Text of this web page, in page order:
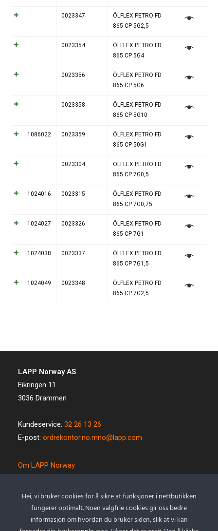
0023347
ÖLFLEX PETRO FD
865 CP 5G2,5
0023354
ÖLFLEX PETRO FD
865 CP 5G4
0023356
ÖLFLEX PETRO FD
865 CP 5G6
0023358
ÖLFLEX PETRO FD
865 CP 5G10
1086022 0023359
ÖLFLEX PETRO FD
865 CP 50G1
0023304
ÖLFLEX PETRO FD
865 CP 7G0,5
1024016 0023315
ÖLFLEX PETRO FD
865 CP 7G0,75
1024027 0023326
ÖLFLEX PETRO FD
865 CP 7G1
1024038 0023337
ÖLFLEX PETRO FD
865 CP 7G1,5
1024049 0023348
ÖLFLEX PETRO FD
865 CP 7G2,5
LAPP Norway AS
Eikringen 11
3036 Drammen
Kundeservice:32 26 13 26
E-post:ordrekontor.no.mno@lapp.com
Om LAPP Norway
Kvalitet og miljø
Betingelser
Kontakt oss
Hei, vi bruker cookies for å sikre at funksjoner i nettbutikken
fungerer optimalt. Noen valgfrie cookies gir oss bedre
informasjon om hvordan du bruker siden, slik at vi kan